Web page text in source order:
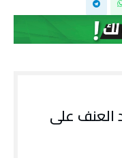
العنف على